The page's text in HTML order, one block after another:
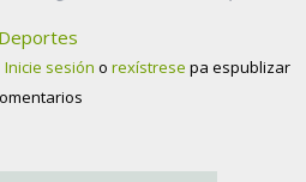
Deportes
Inicie sesión o rexístrese pa espublizar